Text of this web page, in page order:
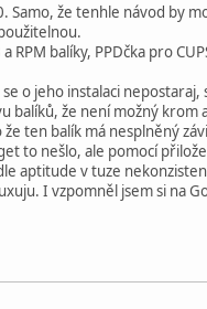
Samo, že tenhle návod by
RPM balíky, PPDčka pro
o jeho instalaci
balíků, že není možný krom
ten balík má nesplněný
to nešlo, ale pomocí
aptitude v tuze
I vzpomněl jsem si na